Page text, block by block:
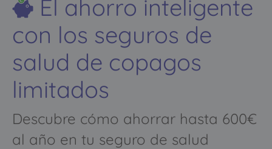
El ahorro inteligente
con los seguros de
salud de copagos
limitados
Descubre cómo ahorrar hasta 600€
al año en tu seguro de salud